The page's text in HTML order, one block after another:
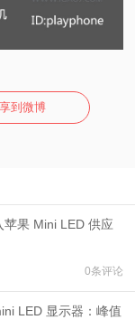
到微博
果 Mini LED 供应
0条评论
LED 显示器：峰值